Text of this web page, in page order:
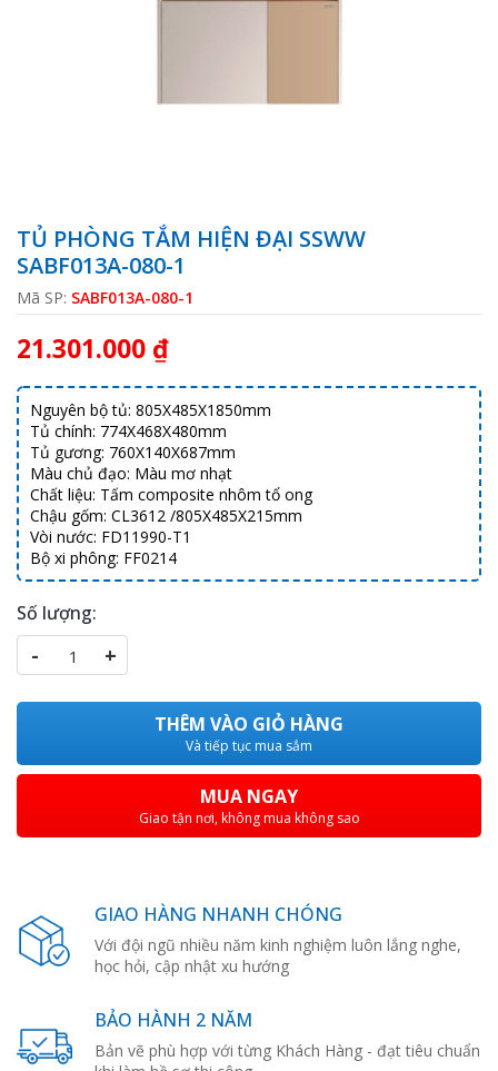
TỦ PHÒNG TẮM HIỆN ĐẠI SSWW
SABF013A-080-1
Mã SP: SABF013A-080-1
21.301.000 ₫
Nguyên bộ tủ: 805X485X1850mm
Tủ chính: 774X468X480mm
Tủ gương: 760X140X687mm
Màu chủ đạo: Màu mơ nhạt
Chất liệu: Tấm composite nhôm tổ ong
Chậu gốm: CL3612 /805X485X215mm
Vòi nước: FD11990-T1
Bộ xi phông: FF0214
Số lượng:
- +
THÊM VÀO GIỎ HÀNG
Và tiếp tục mua sắm
MUA NGAY
Giao tận nơi, không mua không sao
GIAO HÀNG NHANH CHÓNG
Với đội ngũ nhiều năm kinh nghiệm luôn lắng nghe,
học hỏi, cập nhật xu hướng
BẢO HÀNH 2 NĂM
Bản vẽ phù hợp với từng Khách Hàng - đạt tiêu chuẩn